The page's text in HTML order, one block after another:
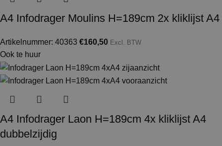
A4 Infodrager Moulins H=189cm 2x kliklijst A4
Artikelnummer: 40363 €160,50 Excl. BTW
Ook te huur
A4 Infodrager Laon H=189cm 4x kliklijst A4
dubbelzijdig